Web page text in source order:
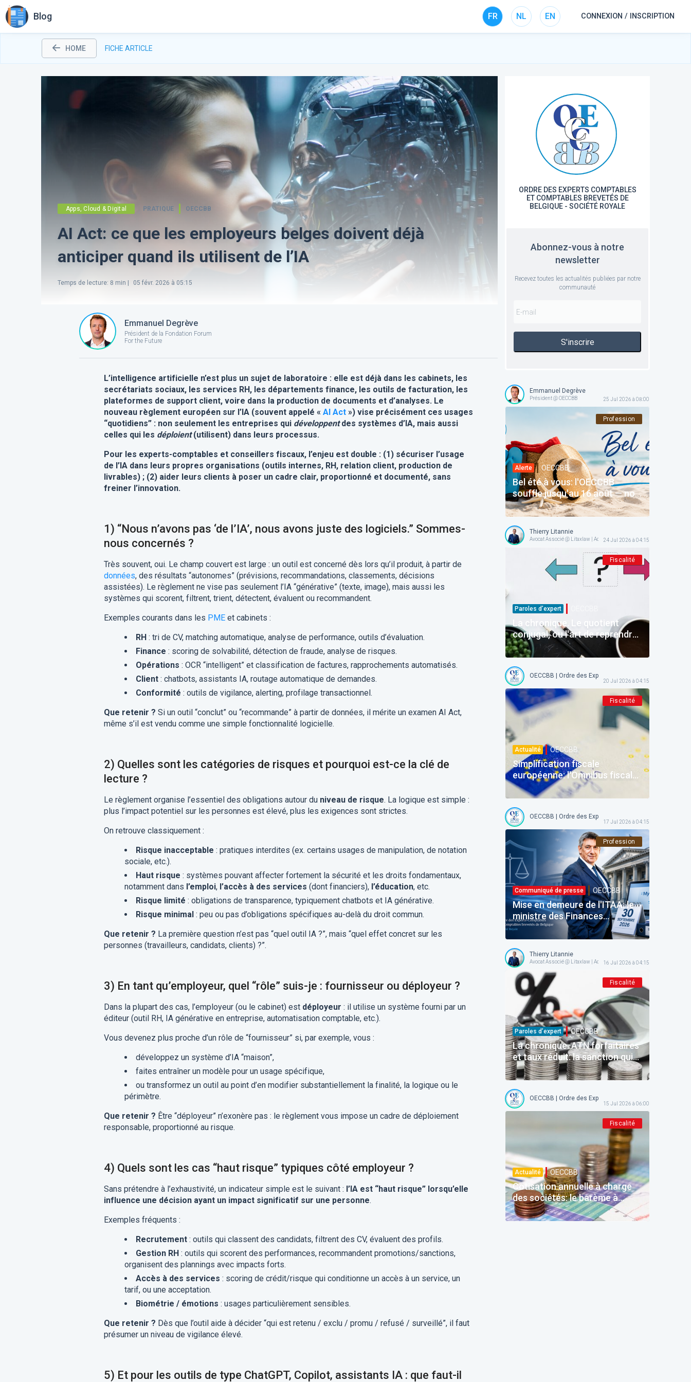
Blog FR NL EN CONNEXION / INSCRIPTION
HOME FICHE ARTICLE
Apps, Cloud & Digital PRATIQUE OECCBB
AI Act: ce que les employeurs belges doivent déjà
anticiper quand ils utilisent de l’IA
Temps de lecture: 8 min | 05 févr. 2026 à 05:15
Emmanuel Degrève
Président de la Fondation Forum
For the Future
L’intelligence artificielle n’est plus un sujet de laboratoire : elle est déjà dans les cabinets, les
secrétariats sociaux, les services RH, les départements finance, les outils de facturation, les
plateformes de support client, voire dans la production de documents et d’analyses. Le
nouveau règlement européen sur l’IA (souvent appelé « AI Act») vise précisément ces usages
“quotidiens” : non seulement les entreprises qui développentdes systèmes d’IA, mais aussi
celles qui les déploient(utilisent) dans leurs processus.
Pour les experts-comptables et conseillers fiscaux, l’enjeu est double : (1) sécuriser l’usage
de l’IA dans leurs propres organisations (outils internes, RH, relation client, production de
livrables) ; (2) aider leurs clients à poser un cadre clair, proportionné et documenté, sans
freiner l’innovation.
1) “Nous n’avons pas ‘de l’IA’, nous avons juste des logiciels.” Sommes-
nous concernés ?
Très souvent, oui. Le champ couvert est large : un outil est concerné dès lors qu’il produit, à partir de
données, des résultats “autonomes” (prévisions, recommandations, classements, décisions
assistées). Le règlement ne vise pas seulement l’IA “générative” (texte, image), mais aussi les
systèmes qui scorent, filtrent, trient, détectent, évaluent ou recommandent.
Exemples courants dans les PMEet cabinets :
RH: tri de CV, matching automatique, analyse de performance, outils d’évaluation.
Finance : scoring de solvabilité, détection de fraude, analyse de risques.
Opérations : OCR “intelligent” et classification de factures, rapprochements automatisés.
Client: chatbots, assistants IA, routage automatique de demandes.
Conformité : outils de vigilance, alerting, profilage transactionnel.
Que retenir ? Si un outil “conclut” ou “recommande” à partir de données, il mérite un examen AI Act,
même s’il est vendu comme une simple fonctionnalité logicielle.
2) Quelles sont les catégories de risques et pourquoi est-ce la clé de
lecture ?
Le règlement organise l’essentiel des obligations autour du niveau de risque. La logique est simple :
plus l’impact potentiel sur les personnes est élevé, plus les exigences sont strictes.
On retrouve classiquement :
Risque inacceptable : pratiques interdites (ex. certains usages de manipulation, de notation
sociale, etc.).
Haut risque : systèmes pouvant affecter fortement la sécurité et les droits fondamentaux,
notamment dans l’emploi, l’accès à des services (dont financiers), l’éducation, etc.
Risque limité : obligations de transparence, typiquement chatbots et IA générative.
Risque minimal: peu ou pas d’obligations spécifiques au-delà du droit commun.
Que retenir ? La première question n’est pas “quel outil IA ?”, mais “quel effet concret sur les
personnes (travailleurs, candidats, clients) ?”.
3) En tant qu’employeur, quel “rôle” suis-je : fournisseur ou déployeur ?
Dans la plupart des cas, l’employeur (ou le cabinet) est déployeur : il utilise un système fourni par un
éditeur (outil RH, IA générative en entreprise, automatisation comptable, etc.).
Vous devenez plus proche d’un rôle de “fournisseur” si, par exemple, vous :
développez un système d’IA “maison”,
faites entraîner un modèle pour un usage spécifique,
ou transformez un outil au point d’en modifier substantiellement la finalité, la logique ou le
périmètre.
Que retenir ? Être “déployeur” n’exonère pas : le règlement vous impose un cadre de déploiement
responsable, proportionné au risque.
4) Quels sont les cas “haut risque” typiques côté employeur ?
Sans prétendre à l’exhaustivité, un indicateur simple est le suivant : l’IA est “haut risque” lorsqu’elle
influence une décision ayant un impact significatif sur une personne.
Exemples fréquents :
Recrutement: outils qui classent des candidats, filtrent des CV, évaluent des profils.
Gestion RH: outils qui scorent des performances, recommandent promotions/sanctions,
organisent des plannings avec impacts forts.
Accès à des services : scoring de crédit/risque qui conditionne un accès à un service, un
tarif, ou une acceptation.
Biométrie / émotions : usages particulièrement sensibles.
Que retenir ? Dès que l’outil aide à décider “qui est retenu / exclu / promu / refusé / surveillé”, il faut
présumer un niveau de vigilance élevé.
5) Et pour les outils de type ChatGPT, Copilot, assistants IA : que faut-il
ORDRE DES EXPERTS COMPTABLES
ET COMPTABLES BREVETÉS DE
BELGIQUE - SOCIÉTÉ ROYALE
Abonnez-vous à notre
newsletter
Recevez toutes les actualités publiées par notre
communauté
S'inscrire
Emmanuel Degrève
Président @ OECCBB 25 Jul 2026 à 08:00
Profession
Alerte OECCBB
Bel été à vous: l'OECCBB
souffle jusqu'au 16 août — nos
services en ligne restent avec
vous
Thierry Litannie
Avocat Associé @ Litaxlaw | Administrateur @ OECCBB
24 Jul 2026 à 04:15
Fiscalité
Paroles d’expert
La chronique. Le quotient
conjugal, ou l'art de reprendre
avant d'avoir donné
OECCBB | Ordre des Experts-comptables et
20 Jul 2026 à 04:15
Fiscalité
Actualité OECCBB
Simplification fiscale
européenne: l'Omnibus fiscal
et la refonte de la DAC du 24
juin 2026
OECCBB | Ordre des Experts-comptables et
17 Jul 2026 à 04:15
Profession
Communiqué de presse OECCBB
Mise en demeure de l'ITAA: le
ministre des Finances
reconnaît la responsabilité de
l'État — place à l'exécution!
Thierry Litannie
Avocat Associé @ Litaxlaw | Administrateur @ OECCBB
16 Jul 2026 à 04:15
Fiscalité
Paroles d’expert OECCBB
La chronique. ATN forfaitaires
et taux réduit: la sanction qui
ne frappe que ceux qui étaient
en règle.
OECCBB | Ordre des Experts-comptables et
15 Jul 2026 à 06:00
Fiscalité
Actualité OECCBB
Cotisation annuelle à charge
des sociétés: le barème à
quatre tranches prévu dès
2026